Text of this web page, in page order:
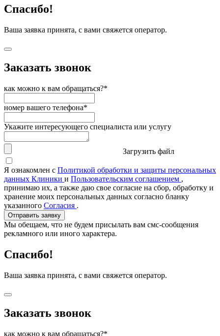
Спасибо!
Ваша заявка принята, с вами свяжется оператор.
Заказать звонок
как можно к вам обращаться?*
номер вашего телефона*
Укажите интересующего специалиста или услугу
Загрузить файл
Я ознакомлен с Политикой обработки и защиты персональных
данных Клиники и Пользовательским соглашением ,
принимаю их, а также даю свое согласие на сбор, обработку и
хранение моих персональных данных согласно бланку
указанного Согласия .
Отправить заявку
Мы обещаем, что не будем присылать вам смс-сообщения
рекламного или иного характера.
Спасибо!
Ваша заявка принята, с вами свяжется оператор.
Заказать звонок
как можно к вам обращаться?*